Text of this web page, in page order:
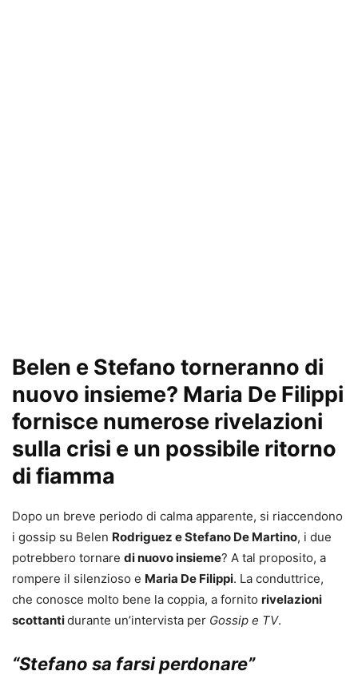
Belen e Stefano torneranno di
nuovo insieme? Maria De Filippi
fornisce numerose rivelazioni
sulla crisi e un possibile ritorno
di fiamma
Dopo un breve periodo di calma apparente, si riaccendono
i gossip su Belen Rodriguez e Stefano De Martino, i due
potrebbero tornare di nuovo insieme? A tal proposito, a
rompere il silenzioso e Maria De Filippi. La conduttrice,
che conosce molto bene la coppia, a fornito rivelazioni
scottantidurante un’intervista per Gossip e TV.
“Stefano sa farsi perdonare”